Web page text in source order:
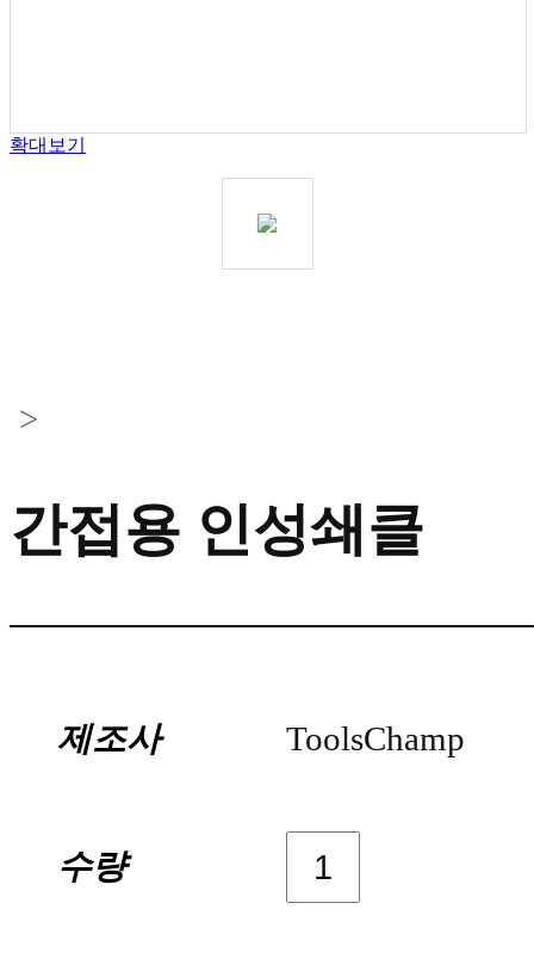
확대보기
>
간접용 인성쇄클
제조사 ToolsChamp
수량